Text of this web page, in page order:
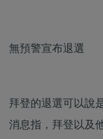
無預警宣布退選
拜登的退選可以說
消息指，拜登以及